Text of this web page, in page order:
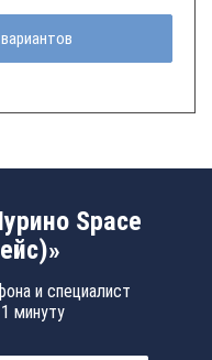
Space
и специалист
минуту